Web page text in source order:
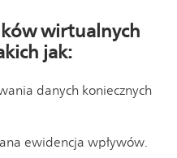
wirtualnych
jak:
danych koniecznych
ewidencja wpływów.